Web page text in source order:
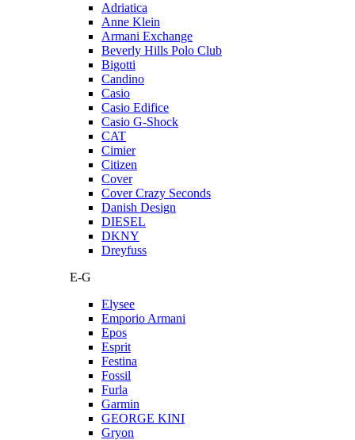
Adriatica
Anne Klein
Armani Exchange
Beverly Hills Polo Club
Bigotti
Candino
Casio
Casio Edifice
Casio G-Shock
CAT
Cimier
Citizen
Cover
Cover Crazy Seconds
Danish Design
DIESEL
DKNY
Dreyfuss
E-G
Elysee
Emporio Armani
Epos
Esprit
Festina
Fossil
Furla
Garmin
GEORGE KINI
Gryon